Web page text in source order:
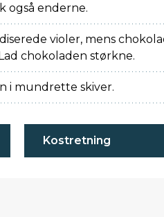
også enderne.
violer, mens
chokoladen størkne.
i mundrette skiver.
Kostretning